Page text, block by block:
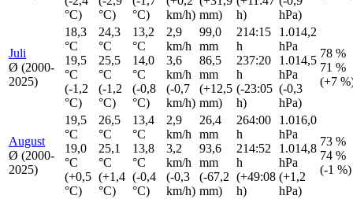
°C)
°C)
°C)
km/h) mm)
h)
hPa)
Juli
Ø (2000-
2025)
18,3
°C
19,5
°C
(-1,2
°C)
24,3
°C
25,5
°C
(-1,2
°C)
13,2
°C
14,0
°C
(-0,8
°C)
2,9
km/h
3,6
km/h
(-0,7
km/h)
99,0
mm
86,5
mm
(+12,5
mm)
214:15
h
237:20
h
(-23:05
h)
1.014,2
hPa
1.014,5
hPa
(-0,3
hPa)
78 %
71 %
(+7
August
Ø (2000-
2025)
19,5
°C
19,0
°C
(+0,5
°C)
26,5
°C
25,1
°C
(+1,4
°C)
13,4
°C
13,8
°C
(-0,4
°C)
2,9
km/h
3,2
km/h
(-0,3
km/h)
26,4
mm
93,6
mm
(-67,2
mm)
264:00
h
214:52
h
(+49:08
h)
1.016,0
hPa
1.014,8
hPa
(+1,2
hPa)
73 %
74 %
(-1 %)